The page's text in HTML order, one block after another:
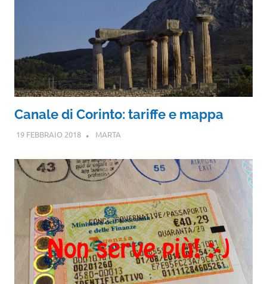
Canale di Corinto: tariffe e mappa
19 FEBBRAIO 2018 MARTA